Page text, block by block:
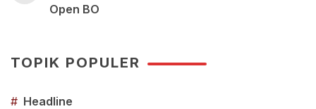
Open BO
TOPIK POPULER
# Headline